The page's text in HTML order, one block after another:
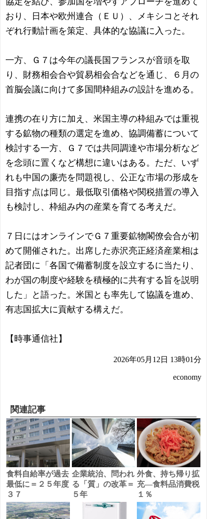
おり、日本や欧州連合（ＥＵ）、メキシコとそれ
ぞれ行動計画を策定、具体的な協議に入った。
一方、Ｇ７は今年の議長国フランスが音頭を取
り、財務相会合や貿易相会合などを通じ、６月の
首脳会議に向けて多国間枠組みの設計を進める。
連携の在り方に加え、米国主導の枠組みでは重視
する鉱物の種類の選定を進め、協調備蓄について
検討する一方、Ｇ７では共同調達や市場分析など
を念頭に置くなど構想に違いはある。ただ、いず
れも中国の廉売を問題視し、公正な市場の形成を
目指す点は同じ。最低取引価格や関税措置の導入
も検討し、枠組み内の産業を育てる考えだ。
７日にはオンラインでＧ７重要鉱物閣僚会合が初
めて開催された。出席した赤沢亮正経済産業相は
記者団に「各国で備蓄制度を設立するに当たり、
わが国の制度や経験を積極的に共有する旨を説明
した」と語った。米国とも率先して協議を進め、
有志国拡大に貢献する構えだ。
【時事通信社】
2026年05月12日 13時01分
economy
関連記事
食料自給率が過去
最低に＝２５年度
３７
企業統治、問われ
る「質」の改革＝
５年
外食、持ち帰り拡
充―食料品消費税
１％